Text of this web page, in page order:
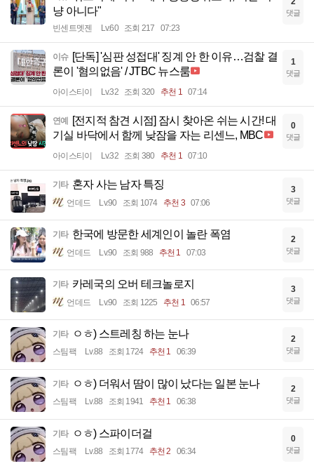
냥 아니다"
빈센트멧젠 Lv.60 조회 217 07:23
댓글
이슈 [단독] '심판 성접대' 징계 안 한 이유…검찰 결
론이 '혐의없음' / JTBC 뉴스룸
아이스티이 Lv.32 조회 320 추천 1 07:14
1
댓글
연예
[전지적 참견 시점] 잠시 찾아온 쉬는 시간! 대
기실 바닥에서 함께 낮잠을 자는 리센느, MBC
아이스티이 Lv.32 조회 380 추천 1 07:10
0
댓글
기타 혼자 사는 남자 특징
언데드 Lv.90 조회 1074 추천 3 07:06
3
댓글
기타 한국에 방문한 세계인이 놀란 폭염
언데드 Lv.90 조회 988 추천 1 07:03
2
댓글
기타 카레국의 오버 테크놀로지
언데드 Lv.90 조회 1225 추천 1 06:57
3
댓글
기타 ㅇㅎ) 스트레칭 하는 눈나
스팀팩 Lv.88 조회 1724 추천 1 06:39
2
댓글
기타 ㅇㅎ) 더워서 땀이 많이 났다는 일본 눈나
스팀팩 Lv.88 조회 1941 추천 1 06:38
2
댓글
기타 ㅇㅎ) 스파이더걸
스팀팩 Lv.88 조회 1774 추천 2 06:34
0
댓글